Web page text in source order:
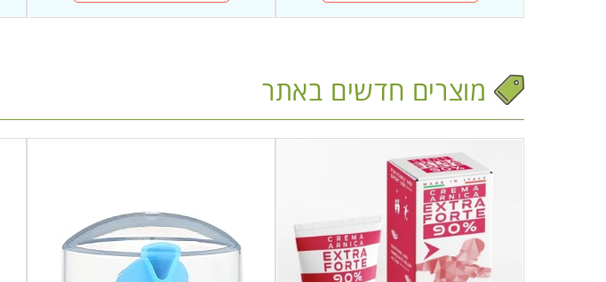
מוצרים חדשים באתר